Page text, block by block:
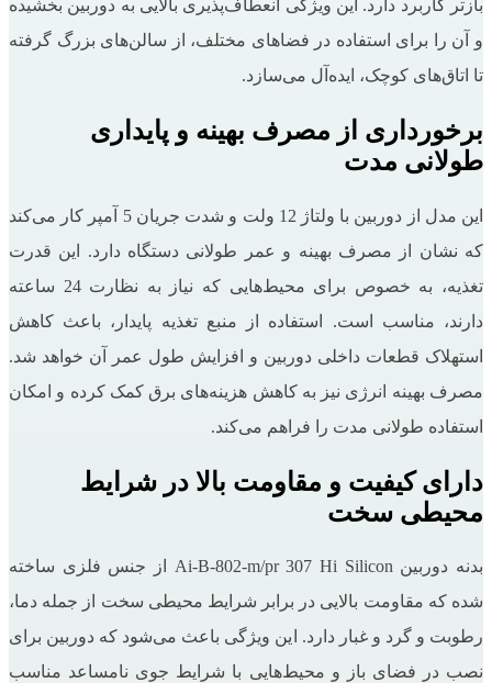
بازتر کاربرد دارد. این ویژگی انعطاف‌پذیری بالایی به دوربین بخشیده
و آن را برای استفاده در فضاهای مختلف، از سالن‌های بزرگ گرفته
تا اتاق‌های کوچک، ایده‌آل می‌سازد.
برخورداری از مصرف بهینه و پایداری
طولانی مدت
این مدل از دوربین با ولتاژ 12 ولت و شدت جریان 5 آمپر کار می‌کند
که نشان از مصرف بهینه و عمر طولانی دستگاه دارد. این قدرت
تغذیه، به خصوص برای محیط‌هایی که نیاز به نظارت 24 ساعته
دارند، مناسب است. استفاده از منبع تغذیه پایدار، باعث کاهش
استهلاک قطعات داخلی دوربین و افزایش طول عمر آن خواهد شد.
مصرف بهینه انرژی نیز به کاهش هزینه‌های برق کمک کرده و امکان
استفاده طولانی مدت را فراهم می‌کند.
دارای کیفیت و مقاومت بالا در شرایط
محیطی سخت
بدنه دوربین Ai-B-802-m/pr 307 Hi Silicon از جنس فلزی ساخته
شده که مقاومت بالایی در برابر شرایط محیطی سخت از جمله دما،
رطوبت و گرد و غبار دارد. این ویژگی باعث می‌شود که دوربین برای
نصب در فضای باز و محیط‌هایی با شرایط جوی نامساعد مناسب